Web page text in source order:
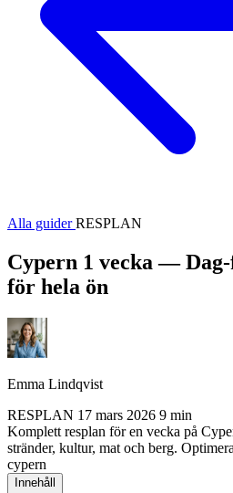
Alla guiderRESPLAN
Cypern 1 vecka —
för hela ön
Emma Lindqvist
RESPLAN 17 mars 2026 9 min
Komplett resplan för en vecka på
stränder, kultur, mat och berg.
cypern
Innehåll